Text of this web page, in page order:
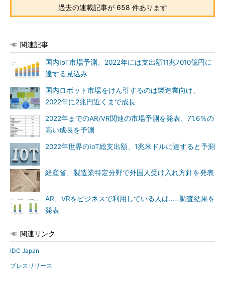
過去の連載記事が 658 件あります
関連記事
国内IoT市場予測、2022年には支出額11兆7010億円に
達する見込み
国内ロボット市場をけん引するのは製造業向け、
2022年に2兆円近くまで成長
2022年までのAR/VR関連の市場予測を発表、71.6％の
高い成長を予測
2022年世界のIoT総支出額、1兆米ドルに達すると予測
経産省、製造業特定分野で外国人受け入れ方針を発表
AR、VRをビジネスで利用している人は……調査結果を
発表
関連リンク
IDC Japan
プレスリリース